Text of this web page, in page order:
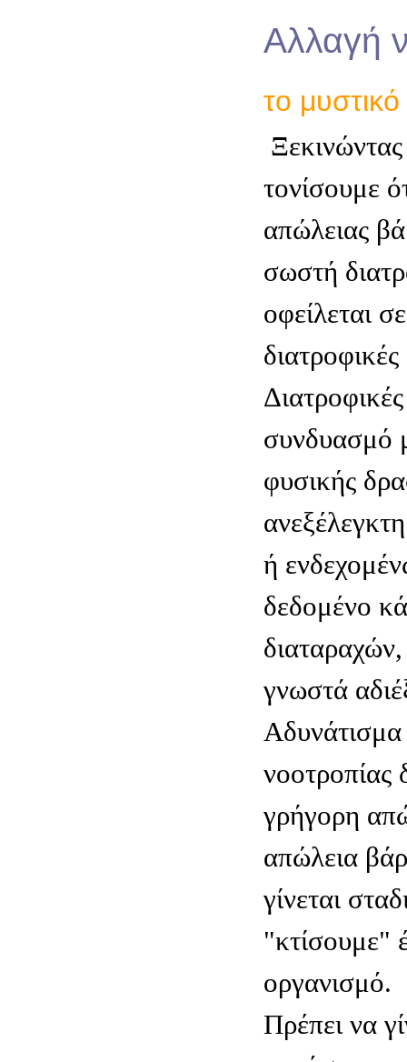
Αλλαγή
το μυστικό
τονίσουμε
απώλειας
σωστή
οφείλεται
συνδυασμό
φυσικής
ή
δεδομένο
γνωστά
νοοτροπίας
γρήγορη
απώλεια
γίνεται
"κτίσουμε"
οργανισμό.
Πρέπει να